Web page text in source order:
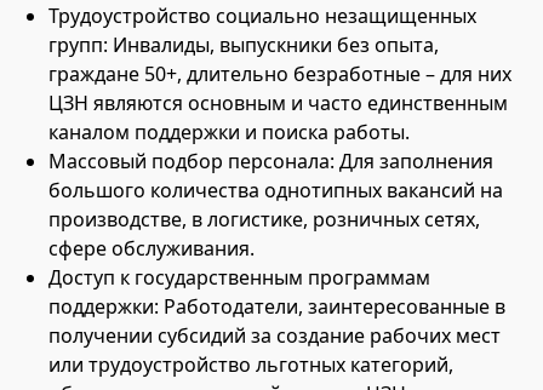
Трудоустройство социально незащищенных
групп: Инвалиды, выпускники без опыта,
граждане 50+, длительно безработные – для них
ЦЗН являются основным и часто единственным
каналом поддержки и поиска работы.
Массовый подбор персонала: Для заполнения
большого количества однотипных вакансий на
производстве, в логистике, розничных сетях,
сфере обслуживания.
Доступ к государственным программам
поддержки: Работодатели, заинтересованные в
получении субсидий за создание рабочих мест
или трудоустройство льготных категорий,